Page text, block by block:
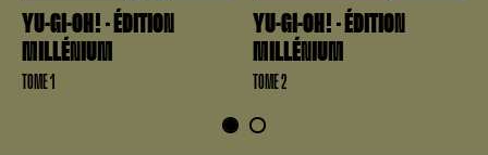
YU-GI-OH! – ÉDITION
MILLÉNIUM
TOME 1
YU-GI-OH! – ÉDITION
MILLÉNIUM
TOME 2
1 2